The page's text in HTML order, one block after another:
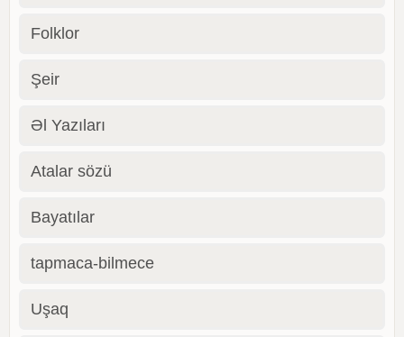
Folklor
Şeir
Əl Yazıları
Atalar sözü
Bayatılar
tapmaca-bilmece
Uşaq